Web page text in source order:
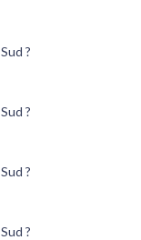
?
?
?
?